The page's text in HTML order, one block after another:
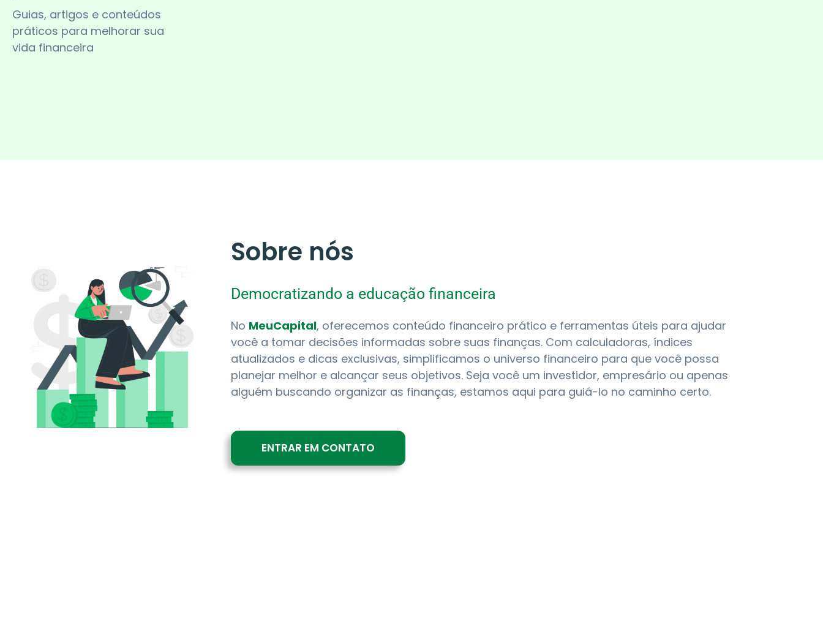
Guias, artigos e conteúdos
práticos para melhorar sua
vida financeira
Sobre nós
Democratizando a educação financeira
No MeuCapital, oferecemos conteúdo financeiro prático e ferramentas úteis para ajudar
você a tomar decisões informadas sobre suas finanças. Com calculadoras, índices
atualizados e dicas exclusivas, simplificamos o universo financeiro para que você possa
planejar melhor e alcançar seus objetivos. Seja você um investidor, empresário ou apenas
alguém buscando organizar as finanças, estamos aqui para guiá-lo no caminho certo.
ENTRAR EM CONTATO